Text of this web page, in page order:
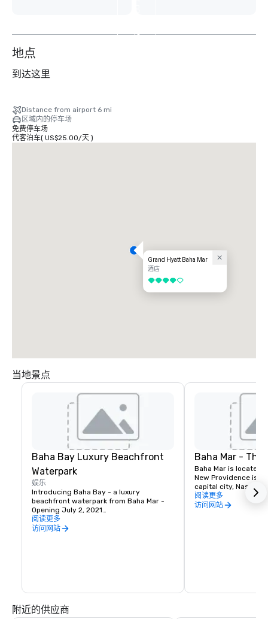
16
地点
到达这里
Distance from airport 6 mi
区域内的停车场
免费停车场
代客泊车( US$25.00/天)
Grand Hyatt Baha Mar
酒店
4/5
当地景点
Baha Bay Luxury Beachfront
Waterpark
娱乐
Introducing Baha Bay - a luxury
beachfront waterpark from Baha Mar -
Opening July 2, 2021
Inspired by the natural beauty of The
experiences and tantalizing cuisine,
awaits you at Baha Bay.
阅读更多
访问网站
Baha Mar - The
Baha Mar is located
New Providence
capital city, Nassau.
hectares along one
beautiful white sand
阅读更多
访问网站
附近的供应商